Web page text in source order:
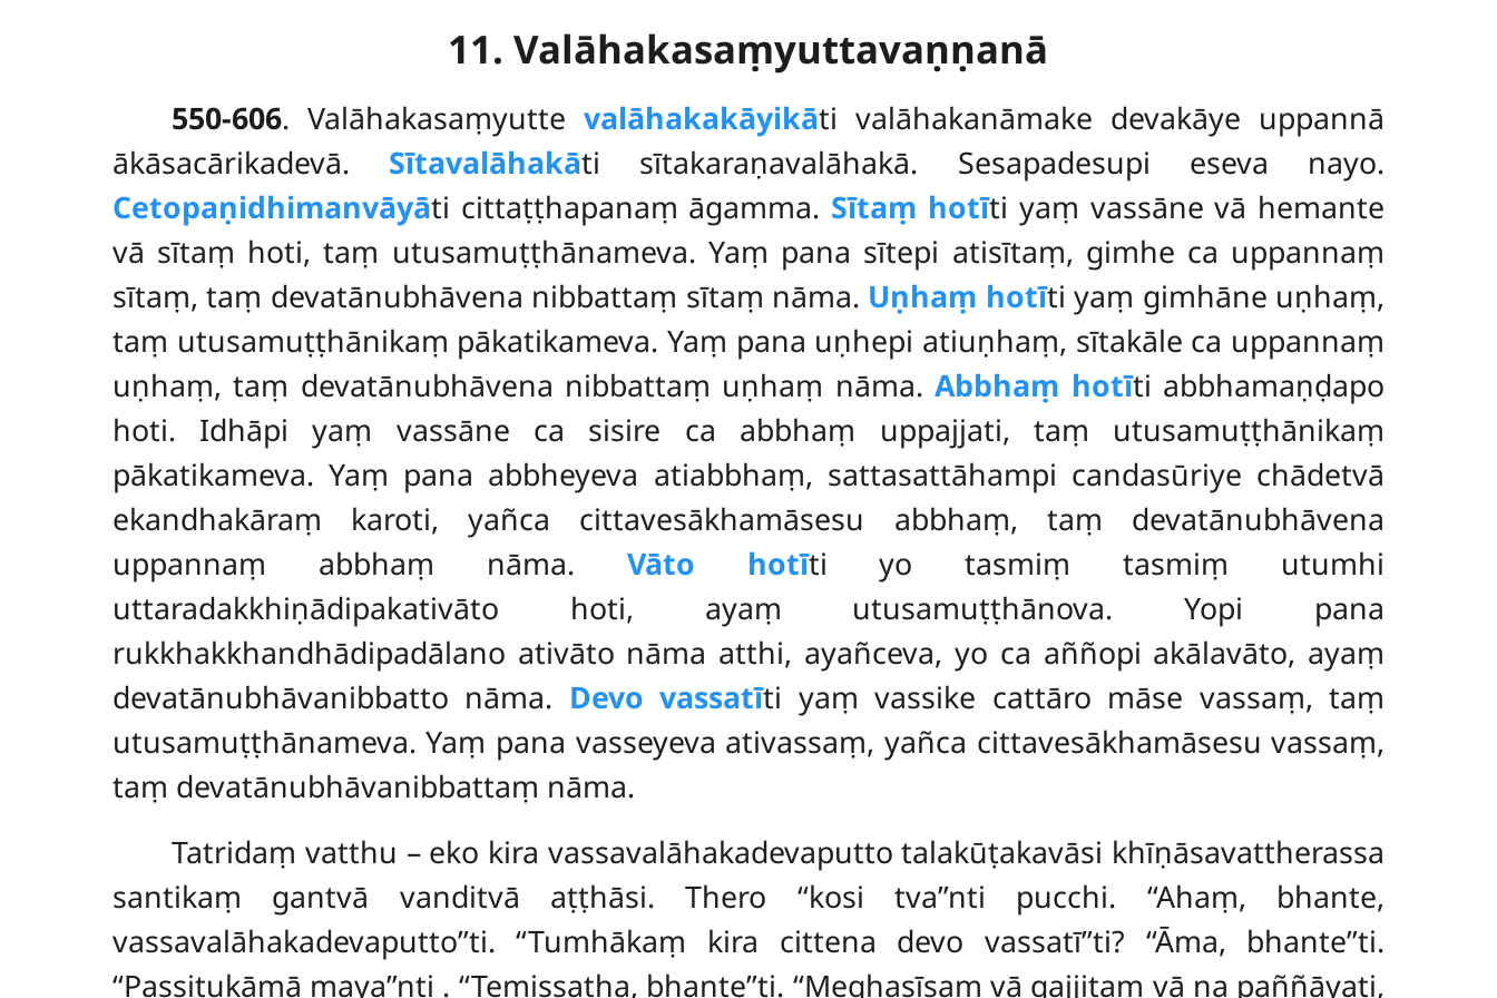
11. Valāhakasaṃyuttavaṇṇanā
550-606. Valāhakasaṃyuttevalāhakakāyikāti valāhakanāmake devakāye uppannā
ākāsacārikadevā. Sītavalāhakāti sītakaraṇavalāhakā. Sesapadesupi eseva nayo.
Cetopaṇidhimanvāyāti cittaṭṭhapanaṃ āgamma. Sītaṃ hotīti yaṃ vassāne vā hemante
vā sītaṃ hoti, taṃ utusamuṭṭhānameva. Yaṃ pana sītepi atisītaṃ, gimhe ca uppannaṃ
sītaṃ, taṃ devatānubhāvena nibbattaṃ sītaṃ nāma. Uṇhaṃ hotīti yaṃ gimhāne uṇhaṃ,
taṃ utusamuṭṭhānikaṃ pākatikameva. Yaṃ pana uṇhepi atiuṇhaṃ, sītakāle ca uppannaṃ
uṇhaṃ, taṃ devatānubhāvena nibbattaṃ uṇhaṃ nāma.Abbhaṃ hotīti abbhamaṇḍapo
hoti. Idhāpi yaṃ vassāne ca sisire ca abbhaṃ uppajjati, taṃ utusamuṭṭhānikaṃ
pākatikameva. Yaṃ pana abbheyeva atiabbhaṃ, sattasattāhampi candasūriye chādetvā
ekandhakāraṃ karoti, yañca cittavesākhamāsesu abbhaṃ, taṃ devatānubhāvena
uppannaṃ abbhaṃ nāma. Vāto hotīti yo tasmiṃ tasmiṃ utumhi
uttaradakkhiṇādipakativāto hoti, ayaṃ utusamuṭṭhānova. Yopi pana
rukkhakkhandhādipadālano ativāto nāma atthi, ayañceva, yo ca aññopi akālavāto, ayaṃ
devatānubhāvanibbatto nāma. Devo vassatīti yaṃ vassike cattāro māse vassaṃ, taṃ
utusamuṭṭhānameva. Yaṃ pana vasseyeva ativassaṃ, yañca cittavesākhamāsesu vassaṃ,
taṃ devatānubhāvanibbattaṃ nāma.
Tatridaṃ vatthu – eko kira vassavalāhakadevaputto talakūṭakavāsi khīṇāsavattherassa
santikaṃ gantvā vanditvā aṭṭhāsi. Thero ‘‘kosi tva’’nti pucchi. ‘‘Ahaṃ, bhante,
vassavalāhakadevaputto’’ti. ‘‘Tumhākaṃ kira cittena devo vassatī’’ti? ‘‘Āma, bhante’’ti.
‘‘Passitukāmā maya’’nti . ‘‘Temissatha, bhante’’ti. ‘‘Meghasīsaṃ vā gajjitaṃ vā na paññāyati,